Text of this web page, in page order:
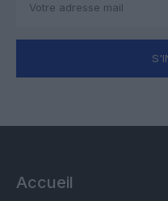
Accueil